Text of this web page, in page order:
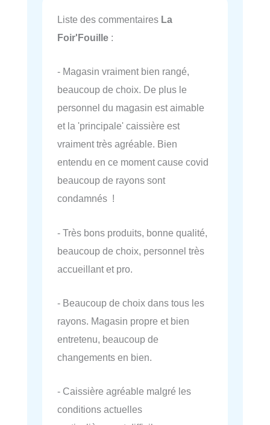
Liste des commentaires La
Foir'Fouille :
- Magasin vraiment bien rangé,
beaucoup de choix. De plus le
personnel du magasin est aimable
et la 'principale' caissière est
vraiment très agréable. Bien
entendu en ce moment cause covid
beaucoup de rayons sont
condamnés !
- Très bons produits, bonne qualité,
beaucoup de choix, personnel très
accueillant et pro.
- Beaucoup de choix dans tous les
rayons. Magasin propre et bien
entretenu, beaucoup de
changements en bien.
- Caissière agréable malgré les
conditions actuelles